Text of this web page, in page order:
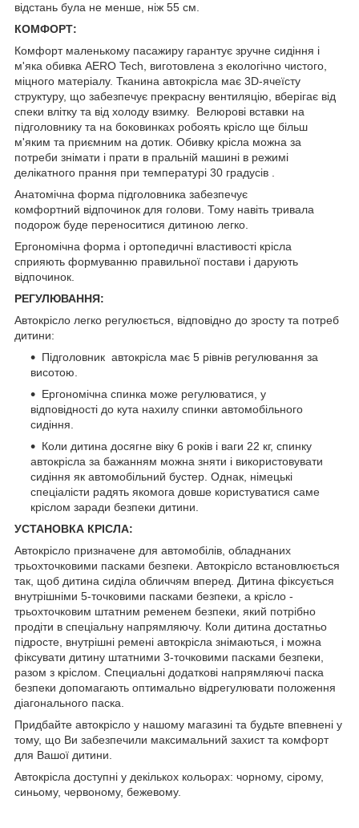
відстань була не менше, ніж 55 см.
КОМФОРТ:
Комфорт маленькому пасажиру гарантує зручне сидіння і
м'яка обивка AERO Tech, виготовлена з екологічно чистого,
міцного матеріалу. Тканина автокрісла має 3D-ячеїсту
структуру, що забезпечує прекрасну вентиляцію, вберігає від
спеки влітку та від холоду взимку. Велюрові вставки на
підголовнику та на боковинках робоять крісло ще більш
м'яким та приємним на дотик. Обивку крісла можна за
потреби знімати і прати в пральній машині в режимі
делікатного прання при температурі 30 градусів .
Анатомічна форма підголовника забезпечує
комфортний відпочинок для голови. Тому навіть тривала
подорож буде переноситися дитиною легко.
Ергономічна форма і ортопедичні властивості крісла
сприяють формуванню правильної постави і дарують
відпочинок.
РЕГУЛЮВАННЯ:
Автокрісло легко регулюється, відповідно до зросту та потреб
дитини:
Підголовник автокрісла має 5 рівнів регулювання за
висотою.
Ергономічна спинка може регулюватися, у
відповідності до кута нахилу спинки автомобільного
сидіння.
Коли дитина досягне віку 6 років і ваги 22 кг, спинку
автокрісла за бажанням можна зняти і використовувати
сидіння як автомобільний бустер. Однак, німецькі
спеціалісти радять якомога довше користуватися саме
кріслом заради безпеки дитини.
УСТАНОВКА КРІСЛА:
Автокрісло призначене для автомобілів, обладнаних
трьохточковими пасками безпеки. Автокрісло встановлюється
так, щоб дитина сиділа обличчям вперед. Дитина фіксується
внутрішніми 5-точковими пасками безпеки, а крісло -
трьохточковим штатним ременем безпеки, який потрібно
продіти в спеціальну напрямляючу. Коли дитина достатньо
підросте, внутрішні ремені автокрісла знімаються, і можна
фіксувати дитину штатними 3-точковими пасками безпеки,
разом з кріслом. Специальні додаткові напрямляючі паска
безпеки допомагають оптимально відрегулювати положення
діагонального паска.
Придбайте автокрісло у нашому магазині та будьте впевнені у
тому, що Ви забезпечили максимальний захист та комфорт
для Вашої дитини.
Автокрісла доступні у декількох кольорах: чорному, сірому,
синьому, червоному, бежевому.